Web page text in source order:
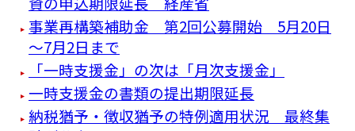
事業再構築補助金 第2回公募開始 5月20日
～7月2日まで
「一時支援金」の次は「月次支援金」
一時支援金の書類の提出期限延長
納税猶予・徴収猶予の特例適用状況 最終集